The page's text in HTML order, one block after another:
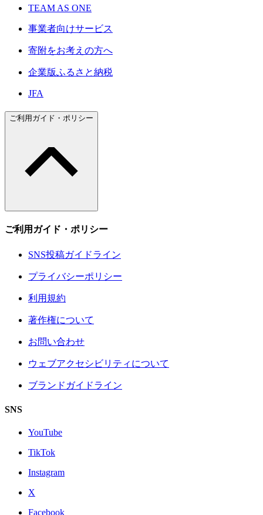
TEAM AS ONE
事業者向けサービス
寄附をお考えの方へ
企業版ふるさと納税
JFA
ご利用ガイド・ポリシー
ご利用ガイド・ポリシー
SNS投稿ガイドライン
プライバシーポリシー
利用規約
著作権について
お問い合わせ
ウェブアクセシビリティについて
ブランドガイドライン
SNS
YouTube
TikTok
Instagram
X
Facebook